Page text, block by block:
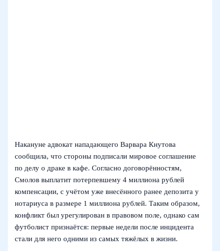
Накануне адвокат нападающего Варвара Кнутова
сообщила, что стороны подписали мировое соглашение
по делу о драке в кафе. Согласно договорённостям,
Смолов выплатит потерпевшему 4 миллиона рублей
компенсации, с учётом уже внесённого ранее депозита у
нотариуса в размере 1 миллиона рублей. Таким образом,
конфликт был урегулирован в правовом поле, однако сам
футболист признаётся: первые недели после инцидента
стали для него одними из самых тяжёлых в жизни.